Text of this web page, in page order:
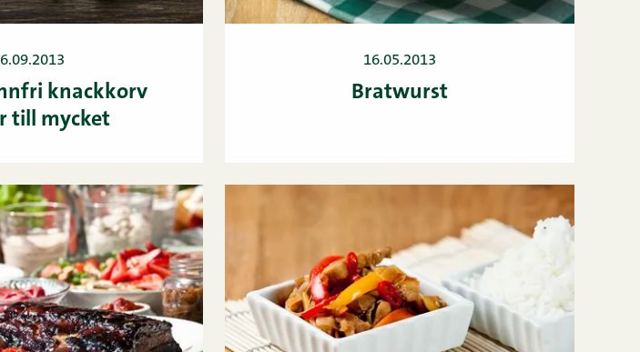
knackkorv
till mycket
16.05.2013
Bratwurst